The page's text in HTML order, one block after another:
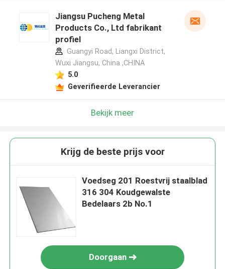
Jiangsu Pucheng Metal
Products Co., Ltd fabrikant
profiel
Guangyi Road, Liangxi District,
Wuxi Jiangsu, China ,CHINA
5.0
Geverifieerde Leverancier
Bekijk meer
Krijg de beste prijs voor
Voedseg 201 Roestvrij staalblad
316 304 Koudgewalste
Bedelaars 2b No.1
Doorgaan